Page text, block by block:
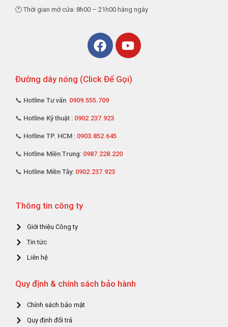
🕐 Thời gian mở cửa: 8h00 – 21h00 hàng ngày
Đường dây nóng (Click Để Gọi)
📞 Hotline Tư vấn 0909.555.709
📞 Hotline Kỹ thuật : 0902.237.923
📞 Hotline TP. HCM : 0903.852.645
📞 Hotline Miền Trung: 0987.228.220
📞 Hotline Miền Tây: 0902.237.923
Thông tin công ty
Giới thiệu Công ty
Tin tức
Liên hệ
Quy định & chính sách bảo hành
Chính sách bảo mật
Quy định đổi trả